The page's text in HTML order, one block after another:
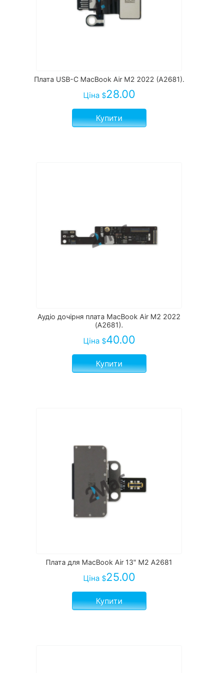
Плата USB-C MacBook Air M2 2022 (A2681).
Ціна $28.00
Купити
Аудіо дочірня плата MacBook Air M2 2022
(A2681).
Ціна $40.00
Купити
Плата для MacBook Air 13" M2 A2681
Ціна $25.00
Купити